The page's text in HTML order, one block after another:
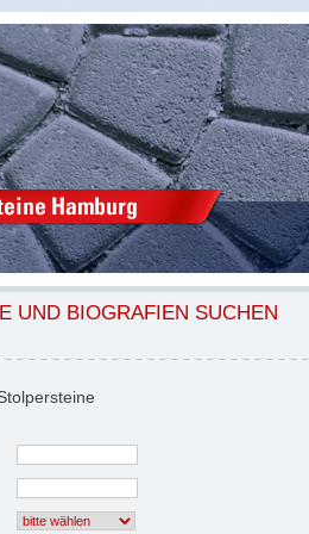
UND BIOGRAFIEN SUCHEN